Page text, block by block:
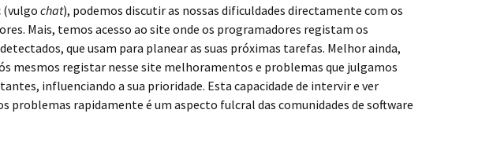
(vulgo chat), podemos discutir as nossas dificuldades directamente com os
Mais, temos acesso ao site onde os programadores registam os
que usam para planear as suas próximas tarefas. Melhor ainda,
mesmos registar nesse site melhoramentos e problemas que julgamos
influenciando a sua prioridade. Esta capacidade de intervir e ver
problemas rapidamente é um aspecto fulcral das comunidades de software